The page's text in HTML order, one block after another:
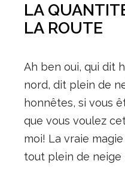
LA
LA ROUTE
Ah ben oui, qui dit
nord, dit plein de
honnêtes, si vous
que vous voulez
moi! La vraie
tout plein de neige